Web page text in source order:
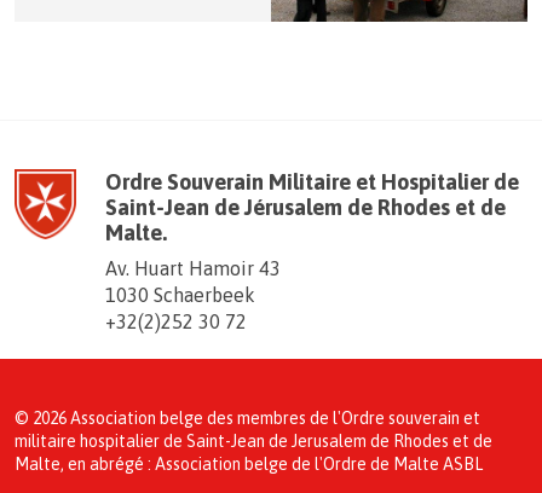
Ordre Souverain Militaire et Hospitalier de
Saint-Jean de Jérusalem de Rhodes et de
Malte.
Av. Huart Hamoir 43
1030 Schaerbeek
+32(2)252 30 72
© 2026 Association belge des membres de l'Ordre souverain et
militaire hospitalier de Saint-Jean de Jerusalem de Rhodes et de
Malte, en abrégé : Association belge de l'Ordre de Malte ASBL